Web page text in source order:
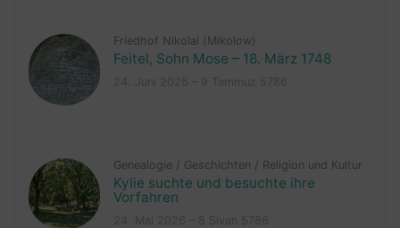
Friedhof Nikolai (Mikolow)
Feitel, Sohn Mose – 18. März 1748
Genealogie / Geschichten / Religion und Kultur
Kylie suchte und besuchte ihre
Vorfahren